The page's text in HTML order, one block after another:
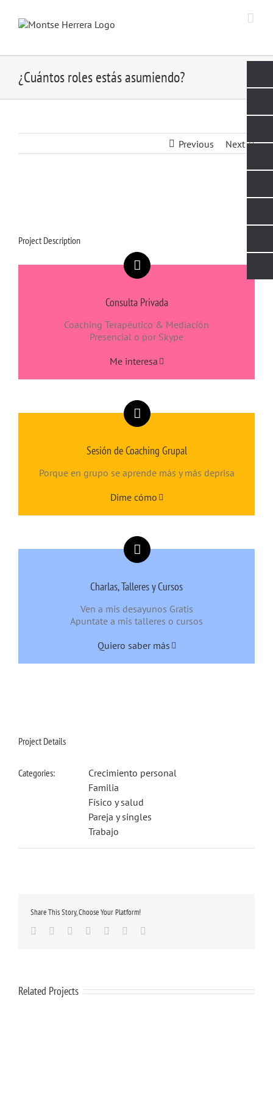
content
¿Cuántos roles estás asumiendo?
Previous Next
Project Description
Consulta Privada
Coaching Terapéutico & Mediación
Presencial o por Skype
Me interesa
Sesión de Coaching Grupal
Porque en grupo se aprende más y más deprisa
Dime cómo
Charlas, Talleres y Cursos
Ven a mis desayunos Gratis
Apuntate a mis talleres o cursos
Quiero saber más
Project Details
Categories:
Crecimiento personal
Familia
Físico y salud
Pareja y singles
Trabajo
Share This Story, Choose Your Platform!
Facebook
TwitterLinkedinGoogle+
TumblrPinterest
Related Projects